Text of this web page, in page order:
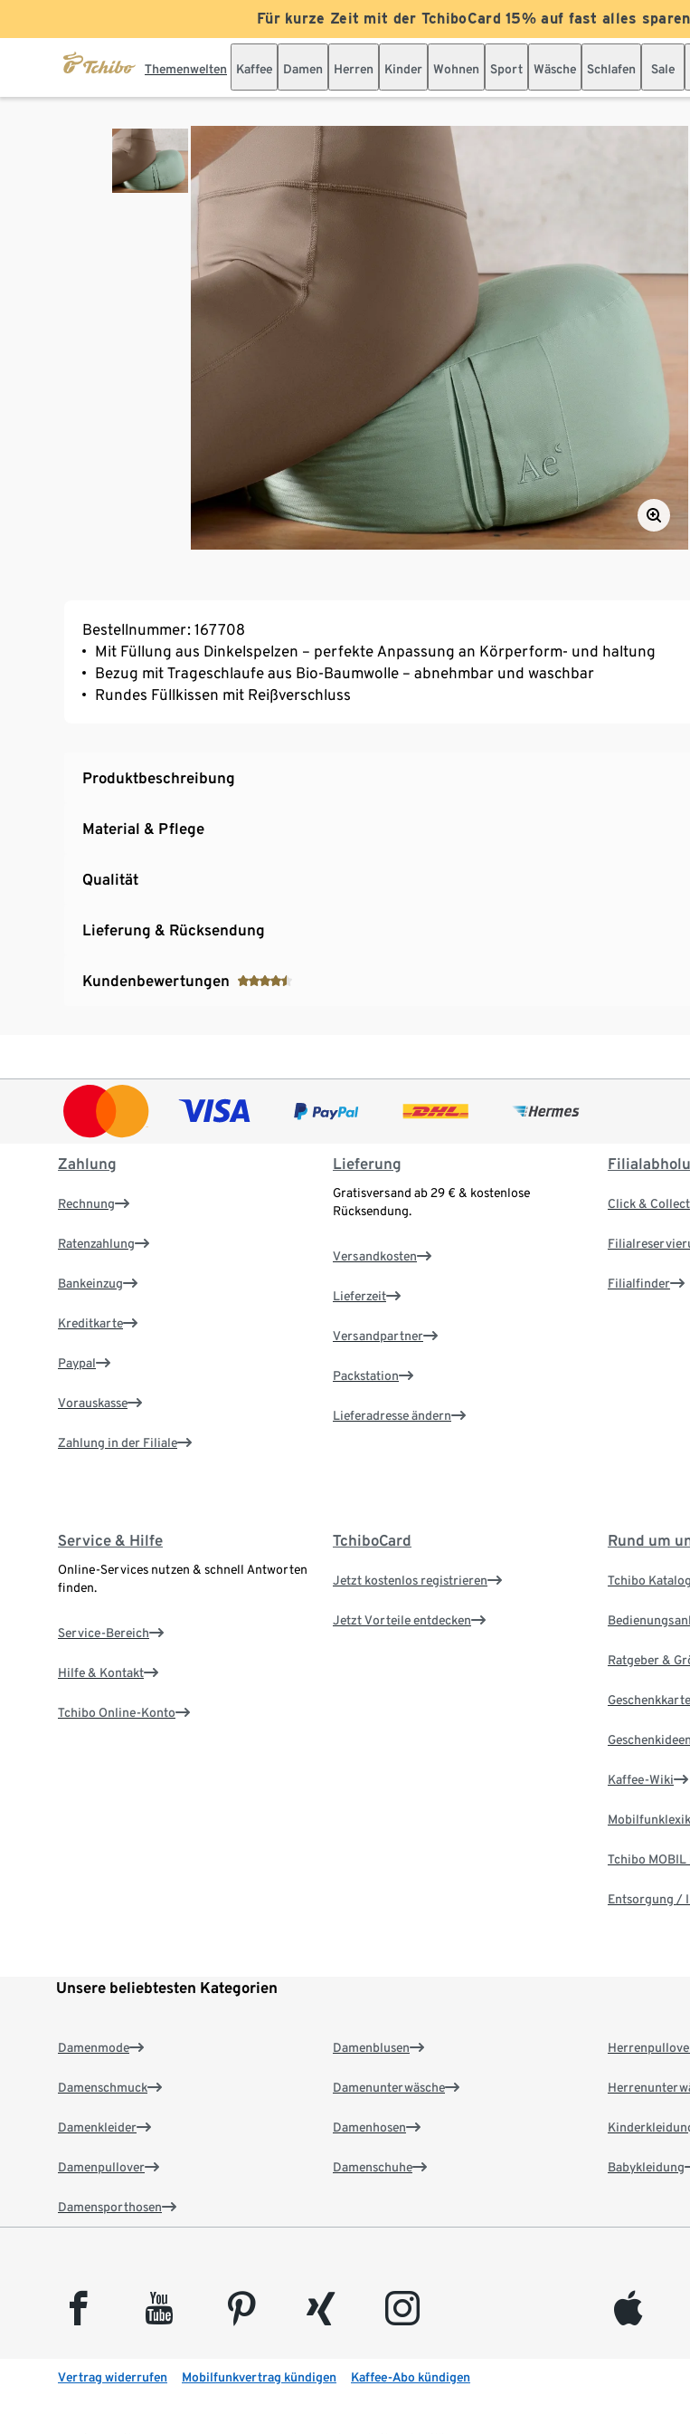
Für kurze Zeit mit der TchiboCard 15% auf fast alles
Themenwelten Kaffee Damen Herren Kinder Wohnen Sport Wäsche Schlafen Sale
Bestellnummer: 167708
Mit Füllung aus Dinkelspelzen – perfekte Anpassung an Körperform- und haltung
Bezug mit Trageschlaufe aus Bio-Baumwolle – abnehmbar und waschbar
Rundes Füllkissen mit Reißverschluss
Produktbeschreibung
Material & Pflege
Qualität
Lieferung & Rücksendung
Kundenbewertungen
Zahlung
Rechnung
Ratenzahlung
Bankeinzug
Kreditkarte
Paypal
Vorauskasse
Zahlung in der Filiale
Lieferung
Gratisversand ab 29 € & kostenlose
Rücksendung.
Versandkosten
Lieferzeit
Versandpartner
Packstation
Lieferadresse ändern
Click & Collect
Filialfinder
Service & Hilfe
Online-Services nutzen & schnell Antworten
finden.
Service-Bereich
Hilfe & Kontakt
Tchibo Online-Konto
TchiboCard
Jetzt kostenlos registrieren
Jetzt Vorteile entdecken
Rund um
Tchibo
Ratgeber &
Geschenkkarte
Geschenkideen
Kaffee-Wiki
Tchibo MOBIL
Entsorgung /
Unsere beliebtesten Kategorien
Damenmode
Damenschmuck
Damenkleider
Damenpullover
Damensporthosen
Damenblusen
Damenunterwäsche
Damenhosen
Damenschuhe Babykleidung
facebook youtube pinterest xing instagram appleinc
Vertrag widerrufen Mobilfunkvertrag kündigen Kaffee-Abo kündigen